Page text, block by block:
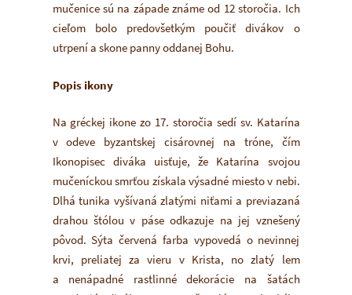
mučenice sú na západe známe od 12 storočia. Ich
cieľom bolo predovšetkým poučiť divákov o
utrpení a skone panny oddanej Bohu.
Popis ikony
Na gréckej ikone zo 17. storočia sedí sv. Katarína
v odeve byzantskej cisárovnej na tróne, čím
Ikonopisec diváka uisťuje, že Katarína svojou
mučeníckou smrťou získala výsadné miesto v nebi.
Dlhá tunika vyšívaná zlatými niťami a previazaná
drahou štólou v páse odkazuje na jej vznešený
pôvod. Sýta červená farba vypovedá o nevinnej
krvi, preliatej za vieru v Krista, no zlatý lem
a nenápadné rastlinné dekorácie na šatách